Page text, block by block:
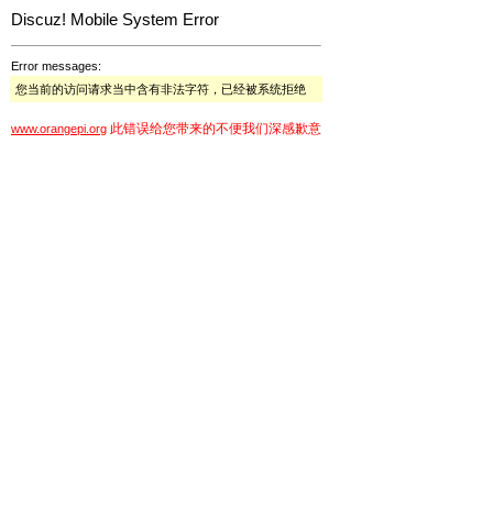
Discuz! Mobile System Error
Error messages:
您当前的访问请求当中含有非法字符，已经被系统拒绝
www.orangepi.org 此错误给您带来的不便我们深感歉意